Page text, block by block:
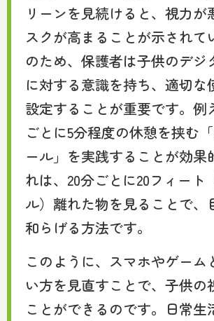
リーンを見続けると、視力が
スクが高まることが示されて
のため、保護者は子供のデジ
に対する意識を持ち、適切な
設定することが重要です。例
ごとに5分程度の休憩を挟む
ール」を実践することが効果
れは、20分ごとに20フィート
ル）離れた物を見ることで、
和らげる方法です。
このように、スマホやゲーム
い方を見直すことで、子供の
ことができるのです。日常生